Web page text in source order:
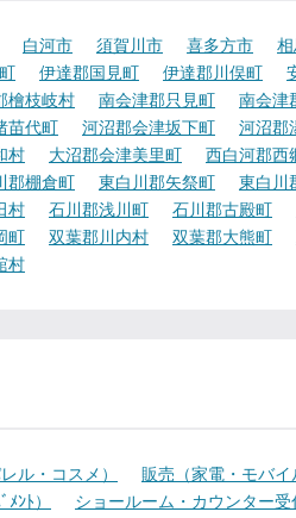
白河市 須賀川市 喜多方市
伊達郡国見町 伊達郡川俣町
檜枝岐村 南会津郡只見町 南会津
苗代町 河沼郡会津坂下町 河沼郡
村 大沼郡会津美里町 西白河郡西
郡棚倉町 東白川郡矢祭町 東白川
村 石川郡浅川町 石川郡古殿町
町 双葉郡川内村 双葉郡大熊町
村
ル・コスメ） 販売（家電・モバイ
ﾝﾄ） ショールーム・カウンター受